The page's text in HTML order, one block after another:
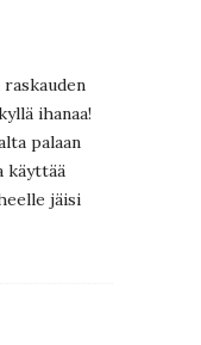
ihanaa!
palaan
käyttää
jäisi